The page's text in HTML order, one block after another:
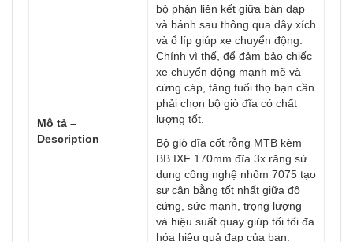
Mô tả –
Description
bộ phận liên kết giữa bàn đạp
và bánh sau thông qua dây xích
và ổ líp giúp xe chuyển động.
Chính vì thế, để đảm bảo chiếc
xe chuyển động mạnh mẽ và
cứng cáp, tăng tuổi thọ bạn cần
phải chọn bộ giò đĩa có chất
lượng tốt.
Bộ giò dĩa cốt rỗng MTB kèm
BB IXF 170mm đĩa 3x răng sử
dụng công nghệ nhôm 7075 tạo
sự cân bằng tốt nhất giữa độ
cứng, sức mạnh, trọng lượng
và hiệu suất quay giúp tối tối đa
hóa hiệu quả đạp của bạn.